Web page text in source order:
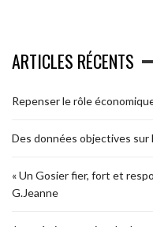
ARTICLES RÉCENTS
Repenser le rôle
Des données objectives sur
« Un Gosier fier, fort et
G.Jeanne